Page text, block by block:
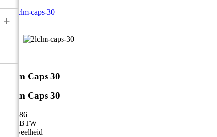
+

2lclm Caps 30
2lclm Caps 30
€ 74,86
Incl. BTW
Hoeveelheid